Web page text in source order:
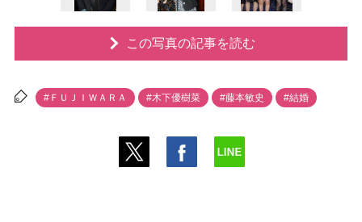
この写真の記事を読む
#ＦＵＪＩＷＡＲＡ #木下優樹菜 #藤本敏史 #結婚